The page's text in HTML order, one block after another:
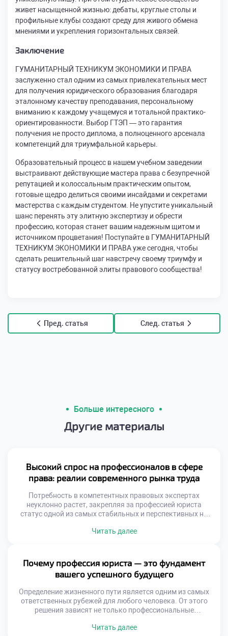
живет насыщенной жизнью: дебаты, круглые столы и
профильные клубы создают среду для живого обмена
мнениями и укрепления горизонтальных связей.
Заключение
ГУМАНИТАРНЫЙ ТЕХНИКУМ ЭКОНОМИКИ И ПРАВА
заслуженно стал одним из самых привлекательных мест
для получения юридического образования благодаря
эталонному качеству преподавания, персональному
вниманию к каждому учащемуся и тотальной практико-
ориентированности. Выбор ГТЭП — это гарантия
получения не просто диплома, а полноценного арсенала
компетенций для триумфальной карьеры.
Образовательный процесс в нашем учебном заведении
выстраивают действующие мастера права с безупречной
репутацией и колоссальным практическим опытом,
готовые щедро делиться своими инсайдами и секретами
мастерства с каждым студентом. Не упустите уникальный
шанс перенять эту элитную экспертизу и обрести
профессию, которая станет вашим надежным щитом и
источником процветания! Поступайте в ГУМАНИТАРНЫЙ
ТЕХНИКУМ ЭКОНОМИКИ И ПРАВА уже сегодня, чтобы
сделать решительный шаг навстречу своему триумфу и
статусу востребованной элиты правового сообщества!
Пред. статья След. статья
Больше интересного
Другие материалы
Высокий спрос на профессионалов в сфере
права: реалии современного рынка труда
Потребность в компетентных правовых экспертах
неуклонно растет, закрепляя за профессией юриста
статус одной из самых стабильных и перспективных на
факторы, обуславливающие такой спрос, обозначим
правоведов в ключевых секторах экономики. Почему
юристы незаменимы в эпоху цифровой трансформации?
[…]
Читать далее
Почему профессия юриста — это фундамент
вашего успешного будущего
Определение жизненного пути является одним из самых
ответственных рубежей для любого человека. От этого
решения зависят не только профессиональные
социуме и уровень материального достатка.
Читать далее